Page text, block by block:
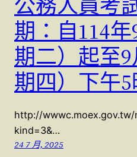
期：自114
期二）起至
期四）下午
http://
kind=3&…
24 7 月, 2025